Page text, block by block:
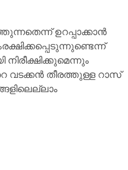
ഉറപ്പാക്കാൻ
വടക്കൻ തീരത്തുള്ള റാസ്